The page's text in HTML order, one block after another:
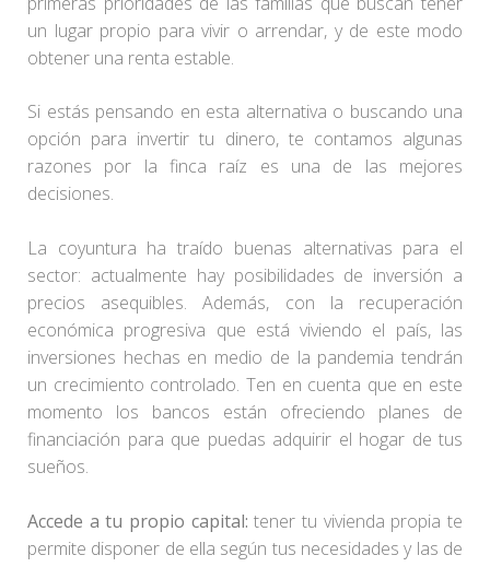
un lugar propio para vivir o arrendar, y de este modo
obtener una renta estable.
Si estás pensando en esta alternativa o buscando una
opción para invertir tu dinero, te contamos algunas
razones por la finca raíz es una de las mejores
decisiones.
La coyuntura ha traído buenas alternativas para el
sector: actualmente hay posibilidades de inversión a
precios asequibles. Además, con la recuperación
económica progresiva que está viviendo el país, las
inversiones hechas en medio de la pandemia tendrán
un crecimiento controlado. Ten en cuenta que en este
momento los bancos están ofreciendo planes de
financiación para que puedas adquirir el hogar de tus
sueños.
Accede a tu propio capital: tener tu vivienda propia te
permite disponer de ella según tus necesidades y las de